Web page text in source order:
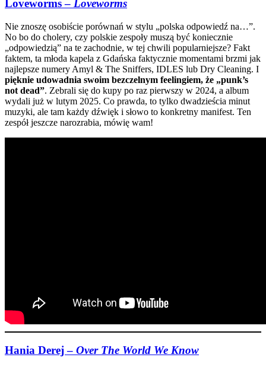
Loveworms – Loveworms
Nie znoszę osobiście porównań w stylu „polska odpowiedź na…”.
No bo do cholery, czy polskie zespoły muszą być koniecznie
„odpowiedzią” na te zachodnie, w tej chwili popularniejsze? Fakt
faktem, ta młoda kapela z Gdańska faktycznie momentami brzmi jak
najlepsze numery Amyl & The Sniffers, IDLES lub Dry Cleaning. I
pięknie udowadnia swoim bezczelnym feelingiem, że „punk’s
not dead”. Zebrali się do kupy po raz pierwszy w 2024, a album
wydali już w lutym 2025. Co prawda, to tylko dwadzieścia minut
muzyki, ale tam każdy dźwięk i słowo to konkretny manifest. Ten
zespół jeszcze narozrabia, mówię wam!
Hania Derej – Over The World We Know